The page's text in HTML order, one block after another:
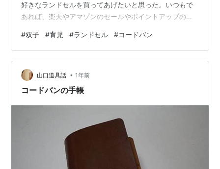
好きなランドセルを買ってあげたいと思った。いつもで
あれば、楽天やアマゾンのセールやポイントアップのと
たいというのも、つまりは僕の罪悪感からきているのだ
ろう。双子には我慢させてしまうことが多い。ランドセ
ルに夢を膨らませている双子に「好きなランドセルを選
びなよ」と僕は言った。 困ったことがあった。 「好きな
ランドセル選んでいいからね」と次女三女に言うと、三
#双子 #育児 #ランドセル #コードバン
山口道具話 • 1年前
コードバンの手帳